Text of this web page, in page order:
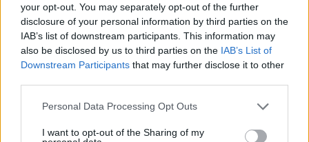
your opt-out. You may separately opt-out of the further
disclosure of your personal information by third parties on the
IAB’s list of downstream participants. This information may
also be disclosed by us to third parties on the IAB’s List of
Downstream Participants that may further disclose it to other
Please note that this website/app uses one or more Google
not limited to your visit or usage behaviour. You may click to
Personal Data Processing Opt Outs
I want to opt-out of the Sharing of my
Η αξιολόγησή σας*
*